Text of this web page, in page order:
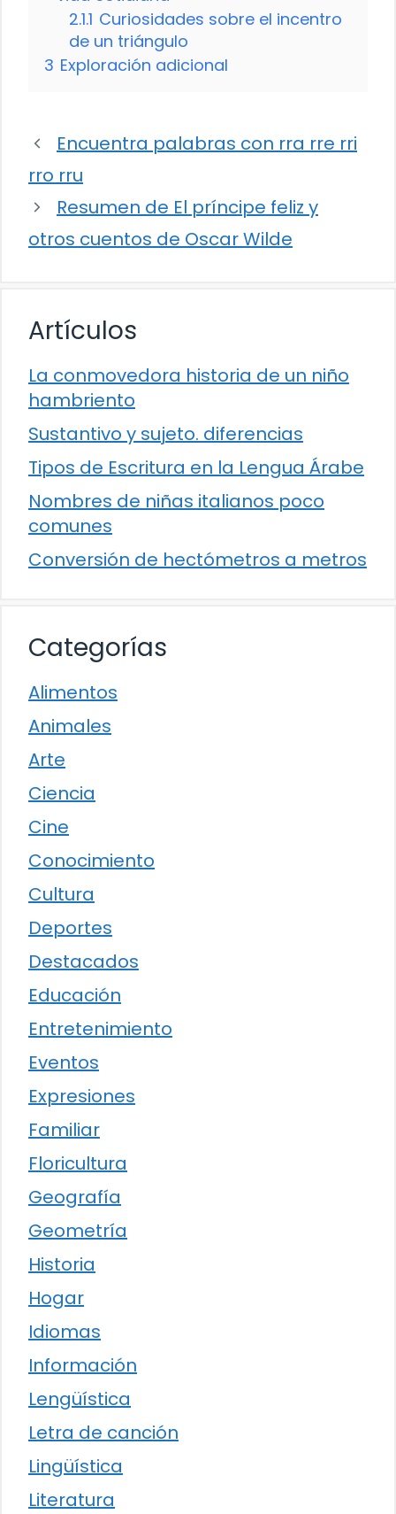
2.1.1 Curiosidades sobre el incentro
de un triángulo
3 Exploración adicional
Encuentra palabras con rra rre rri
rro rru
Resumen de El príncipe feliz y
otros cuentos de Oscar Wilde
Artículos
La conmovedora historia de un niño
hambriento
Sustantivo y sujeto. diferencias
Tipos de Escritura en la Lengua Árabe
Nombres de niñas italianos poco
comunes
Conversión de hectómetros a metros
Categorías
Alimentos
Animales
Arte
Ciencia
Cine
Conocimiento
Cultura
Deportes
Destacados
Educación
Entretenimiento
Eventos
Expresiones
Familiar
Floricultura
Geografía
Geometría
Historia
Hogar
Idiomas
Información
Lengüística
Letra de canción
Lingüística
Literatura